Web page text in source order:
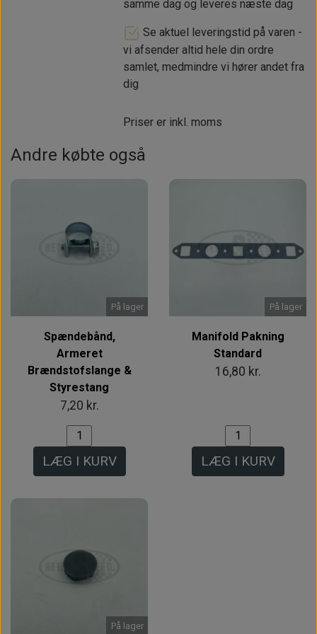
samme dag og leveres næste dag
Se aktuel leveringstid på varen -
vi afsender altid hele din ordre
samlet, medmindre vi hører andet fra
dig
Priser er inkl. moms
Andre købte også
På lager
Spændebånd,
Armeret
Brændstofslange &
Styrestang
7,20 kr.
LÆG I KURV
På lager
Manifold Pakning
Standard
16,80 kr.
LÆG I KURV
På lager